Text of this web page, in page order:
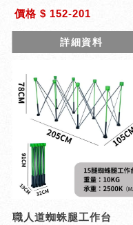
價格 $ 152-201
詳細資料
職人道蜘蛛腿工作台